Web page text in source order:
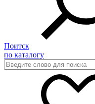
Поитск
по каталогу